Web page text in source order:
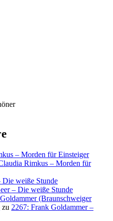
– Morden für Einsteiger
Rimkus – Morden für
weiße Stunde
– Die weiße Stunde
(Braunschweiger
zu 2267: Frank Goldammer –